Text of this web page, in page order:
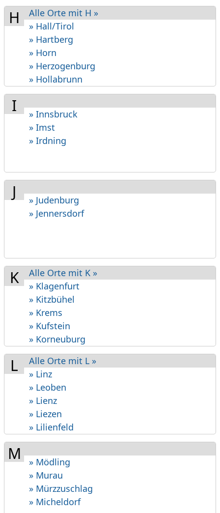
H
Alle Orte mit H »
» Hall/Tirol
» Hartberg
» Horn
» Herzogenburg
» Hollabrunn
I
» Innsbruck
» Imst
» Irdning
J
» Judenburg
» Jennersdorf
K
Alle Orte mit K »
» Klagenfurt
» Kitzbühel
» Krems
» Kufstein
» Korneuburg
L
Alle Orte mit L »
» Linz
» Leoben
» Lienz
» Liezen
» Lilienfeld
M
» Mödling
» Murau
» Mürzzuschlag
» Micheldorf